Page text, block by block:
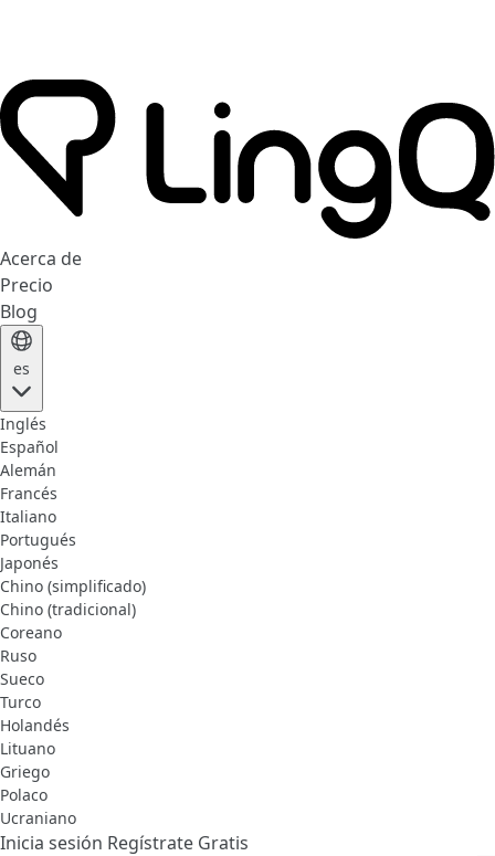
Acerca de
Precio
Blog
es
Inglés
Español
Alemán
Francés
Italiano
Portugués
Japonés
Chino (simplificado)
Chino (tradicional)
Coreano
Ruso
Sueco
Turco
Holandés
Lituano
Griego
Polaco
Ucraniano
Inicia sesión Regístrate Gratis